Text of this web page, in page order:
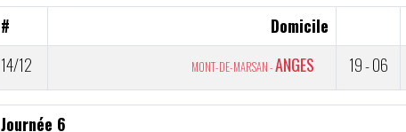
#
Domicile
14/12
MONT-DE-MARSAN -ANGES 19 - 06
Journée 6